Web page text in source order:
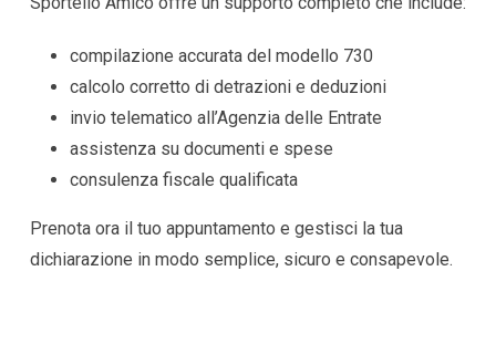
compilazione accurata del modello 730
calcolo corretto di detrazioni e deduzioni
invio telematico all’Agenzia delle Entrate
assistenza su documenti e spese
consulenza fiscale qualificata
Prenota ora il tuo appuntamento e gestisci la tua
dichiarazione in modo semplice, sicuro e consapevole.